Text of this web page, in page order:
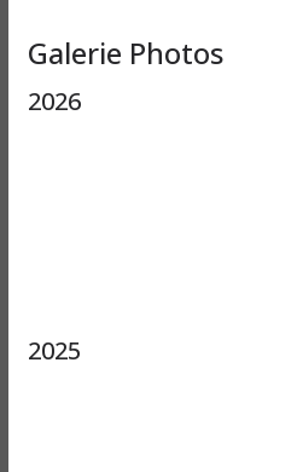
Galerie Photos
2026
2025